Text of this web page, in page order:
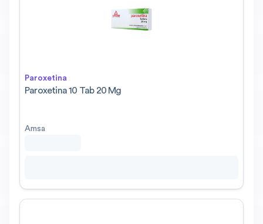
Paroxetina
Paroxetina 10 Tab 20 Mg
Amsa